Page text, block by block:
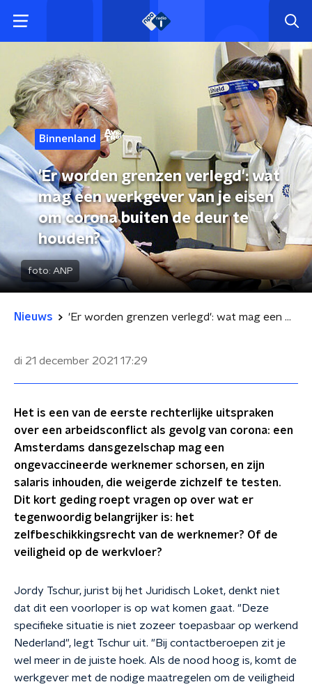
Binnenland
'Er worden grenzen verlegd': wat
mag een werkgever van je eisen
om corona buiten de deur te
houden?
foto: ANP
Nieuws 'Er worden grenzen verlegd': wat mag een werkgever van je eisen om corona buiten de deur te houden?
di 21 december 2021 17:29
Het is een van de eerste rechterlijke uitspraken
over een arbeidsconflict als gevolg van corona: een
Amsterdams dansgezelschap mag een
ongevaccineerde werknemer schorsen, en zijn
salaris inhouden, die weigerde zichzelf te testen.
Dit kort geding roept vragen op over wat er
tegenwoordig belangrijker is: het
zelfbeschikkingsrecht van de werknemer? Of de
veiligheid op de werkvloer?
Jordy Tschur, jurist bij het Juridisch Loket, denkt niet
dat dit een voorloper is op wat komen gaat. "Deze
specifieke situatie is niet zozeer toepasbaar op werkend
Nederland", legt Tschur uit. "Bij contactberoepen zit je
wel meer in de juiste hoek. Als de nood hoog is, komt de
werkgever met de nodige maatregelen om de veiligheid